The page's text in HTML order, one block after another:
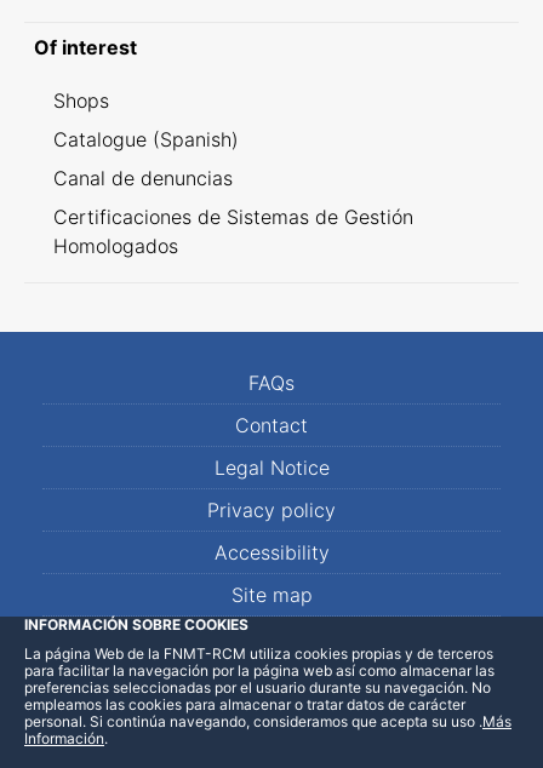
Of interest
Shops
Catalogue (Spanish)
Canal de denuncias
Certificaciones de Sistemas de Gestión
Homologados
FAQs
Contact
Legal Notice
Privacy policy
Accessibility
Site map
LinkedInFacebookWhatsApp
INFORMACIÓN SOBRE COOKIES
La página Web de la FNMT-RCM utiliza cookies propias y de terceros
para facilitar la navegación por la página web así como almacenar las
preferencias seleccionadas por el usuario durante su navegación. No
empleamos las cookies para almacenar o tratar datos de carácter
personal. Si continúa navegando, consideramos que acepta su uso .Más
Información.